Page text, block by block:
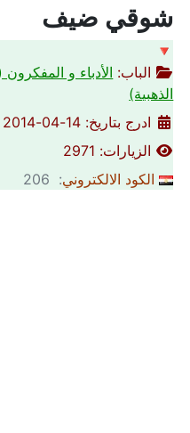
شوقي ضيف
🔻
الباب: الأدباء و
الذهبية)
ادرج بتاريخ: 14-04-2014
الزيارات: 2971
الكود الالكتروني: 206